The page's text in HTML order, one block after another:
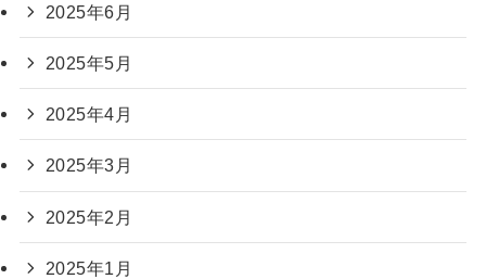
2025年6月
2025年5月
2025年4月
2025年3月
2025年2月
2025年1月